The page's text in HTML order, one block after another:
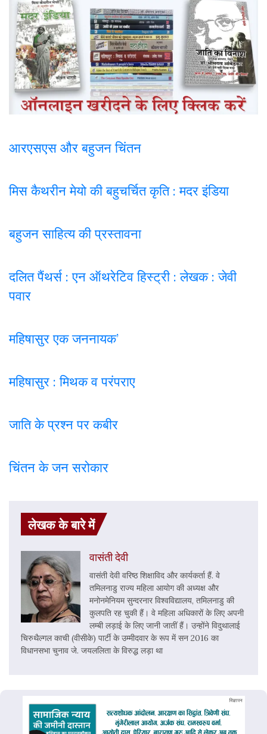
आरएसएस और बहुजन चिंतन
मिस कैथरीन मेयो की बहुचर्चित कृति : मदर इंडिया
बहुजन साहित्य की प्रस्तावना
दलित पैंथर्स : एन ऑथरेटिव हिस्ट्री : लेखक : जेवी
पवार
महिषासुर एक जननायक’
महिषासुर : मिथक व परंपराए
जाति के प्रश्न पर कबीर
चिंतन के जन सरोकार
लेखक के बारे में
वासंती देवी
वासंती देवी वरिष्ठ शिक्षाविद और कार्यकर्ता हैं. वे
तमिलनाडु राज्य महिला आयोग की अध्यक्ष और
मनोनमेनियम सुन्दरनार विश्वविद्यालय, तमिलनाडु की
कुलपति रह चुकी हैं। वे महिला अधिकारों के लिए अपनी
लम्बी लड़ाई के लिए जानी जातीं हैं। उन्होंने विदुथालाई
चिरुथैल्गल काची (वीसीके) पार्टी के उम्मीदवार के रूप में सन 2016 का
विधानसभा चुनाव जे. जयललिता के विरुद्ध लड़ा था